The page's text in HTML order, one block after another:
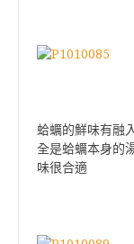
蛤蠣的鮮味有融
全是蛤蠣本身的
味很合適